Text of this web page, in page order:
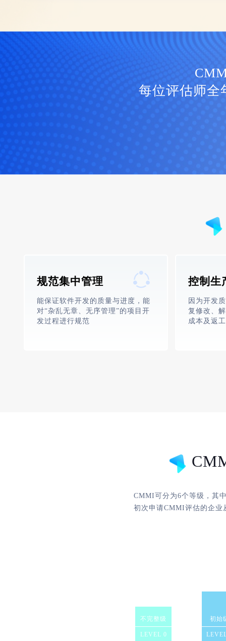
每位评估师全
规范集中管理
能保证软件开发的质量与进度，能
对“杂乱无章、无序管理”的项目开
发过程进行规范
控制生
因为开发
复修改、
成本及返
CMMI可分为6个等级，其
初次申请CMMI评估的企业
不完整级
LEVEL 0
初始